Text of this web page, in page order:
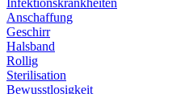
Infektionskrankheiten
Anschaffung
Geschirr
Halsband
Rollig
Sterilisation
Bewusstlosigkeit